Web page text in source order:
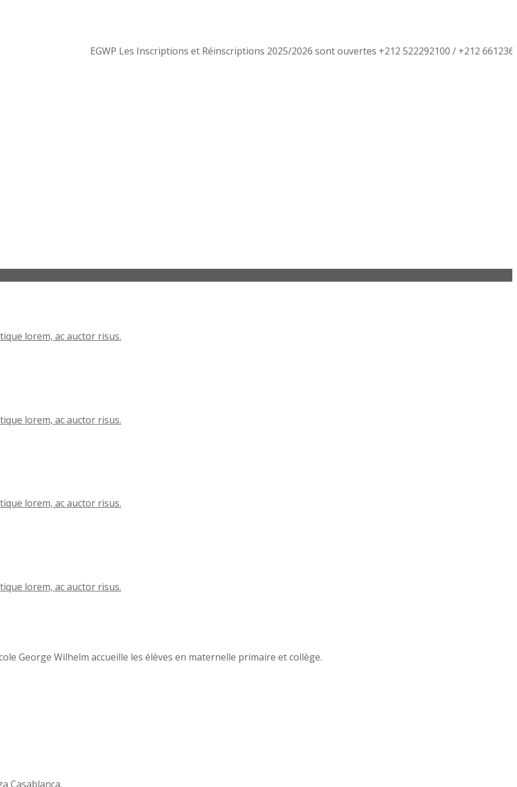
EGWPLes Inscriptions et Réinscriptions 2025/2026 sont ouvertes +212 522292100 / +212 66123649
lorem, ac auctor risus.
lorem, ac auctor risus.
lorem, ac auctor risus.
lorem, ac auctor risus.
George Wilhelm accueille les élèves en maternelle primaire et collège.
Casablanca.